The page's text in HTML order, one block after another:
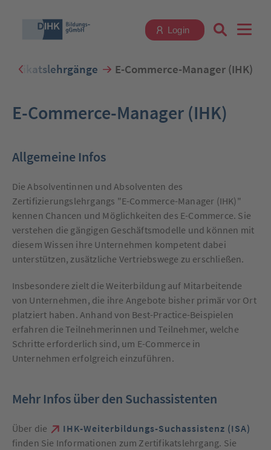
Login
Suchbegriff eingeben
Zum Login
Registrieren
E-Commerce-Manager (IHK)
E-Commerce-Manager (IHK)
Allgemeine Infos
Die Absolventinnen und Absolventen des
Zertifizierungslehrgangs "E-Commerce-Manager (IHK)"
kennen Chancen und Möglichkeiten des E-Commerce. Sie
verstehen die gängigen Geschäftsmodelle und können mit
diesem Wissen ihre Unternehmen kompetent dabei
unterstützen, zusätzliche Vertriebswege zu erschließen.
Insbesondere zielt die Weiterbildung auf Mitarbeitende
von Unternehmen, die ihre Angebote bisher primär vor Ort
platziert haben. Anhand von Best-Practice-Beispielen
erfahren die Teilnehmerinnen und Teilnehmer, welche
Schritte erforderlich sind, um E-Commerce in
Unternehmen erfolgreich einzuführen.
Mehr Infos über den Suchassistenten
Über die
IHK-Weiterbildungs-Suchassistenz (ISA)
finden Sie Informationen zum Zertifikatslehrgang. Sie